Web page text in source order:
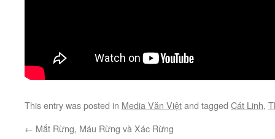
This entry was posted in Media Văn Việtand tagged Cát Linh,
← Mắt Rừng, Máu Rừng và Xác Rừng